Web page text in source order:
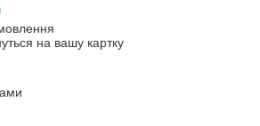
на вашу картку